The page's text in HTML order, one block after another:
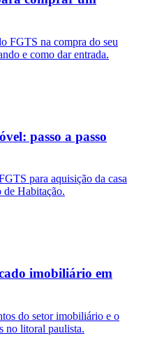
FGTS na compra do seu
e como dar entrada.
passo a passo
para aquisição da casa
de Habitação.
imobiliário em
do setor imobiliário e o
no litoral paulista.